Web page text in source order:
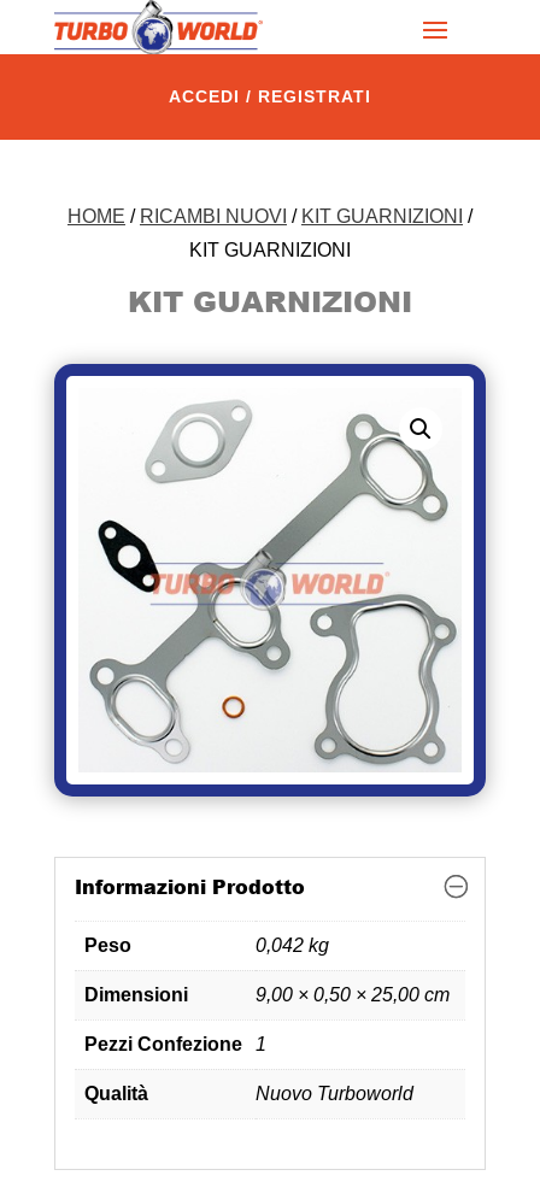
ACCEDI / REGISTRATI
HOME / RICAMBI NUOVI / KIT GUARNIZIONI
/
KIT GUARNIZIONI
KIT GUARNIZIONI
Informazioni Prodotto
Peso 0,042 kg
Dimensioni 9,00 × 0,50 × 25,00 cm
Pezzi Confezione 1
Qualità Nuovo Turboworld